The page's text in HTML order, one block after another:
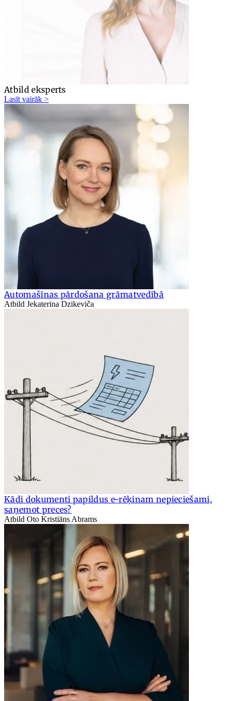
Atbild eksperts
Lasīt vairāk >
Automašīnas pārdošana grāmatvedībā
Atbild Jekaterina Dzikeviča
Kādi dokumenti papildus e-rēķinam nepieciešami,
saņemot preces?
Atbild Oto Kristiāns Abrams